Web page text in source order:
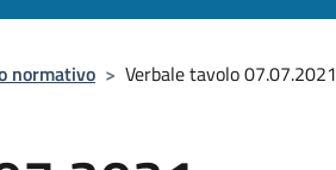
normativo > Verbale tavolo 07.07.2021